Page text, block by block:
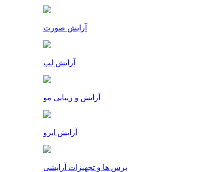
آرایش صورت
آرایش لب
آرایش و زیبایی مو
آرایش ابرو
برس ها و تجهیزات آرایشی